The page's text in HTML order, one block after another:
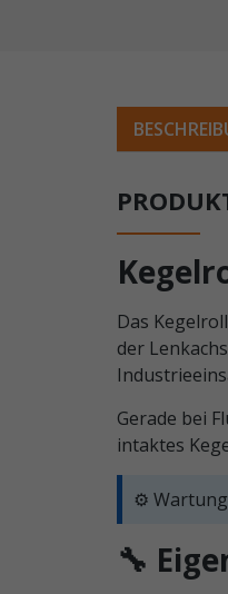
Das
der
Gerade bei
intaktes
⚙️
🔧